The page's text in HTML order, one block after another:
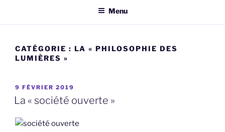
Menu
CATÉGORIE : LA « PHILOSOPHIE DES
LUMIÈRES »
PUBLIÉ
LE
9 FÉVRIER 2019
La « société ouverte »